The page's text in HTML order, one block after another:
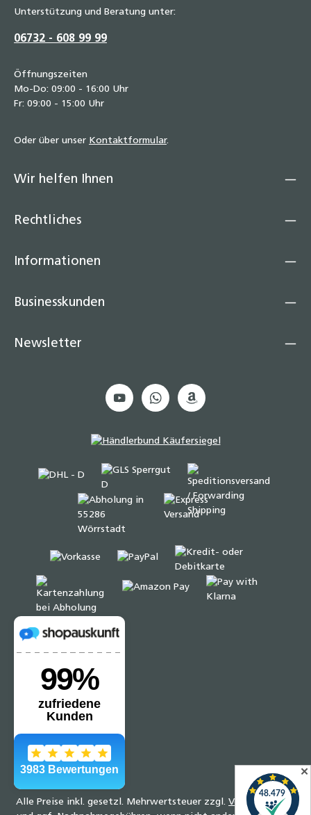
Unterstützung und Beratung unter:
06732 - 608 99 99
Öffnungszeiten
Mo-Do: 09:00 - 16:00 Uhr
Fr: 09:00 - 15:00 Uhr
Oder über unser Kontaktformular.
Wir helfen Ihnen
Rechtliches
Informationen
Businesskunden
Newsletter
Alle Preise inkl. gesetzl. Mehrwertsteuer zzgl. Versandkosten
✕